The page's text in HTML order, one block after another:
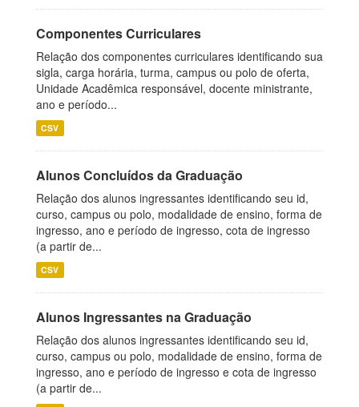
Componentes Curriculares
Relação dos componentes curriculares identificando sua
sigla, carga horária, turma, campus ou polo de oferta,
Unidade Acadêmica responsável, docente ministrante,
ano e período...
CSV
Alunos Concluídos da Graduação
Relação dos alunos ingressantes identificando seu id,
curso, campus ou polo, modalidade de ensino, forma de
ingresso, ano e período de ingresso, cota de ingresso
(a partir de...
CSV
Alunos Ingressantes na Graduação
Relação dos alunos ingressantes identificando seu id,
curso, campus ou polo, modalidade de ensino, forma de
ingresso, ano e período de ingresso e cota de ingresso
(a partir de...